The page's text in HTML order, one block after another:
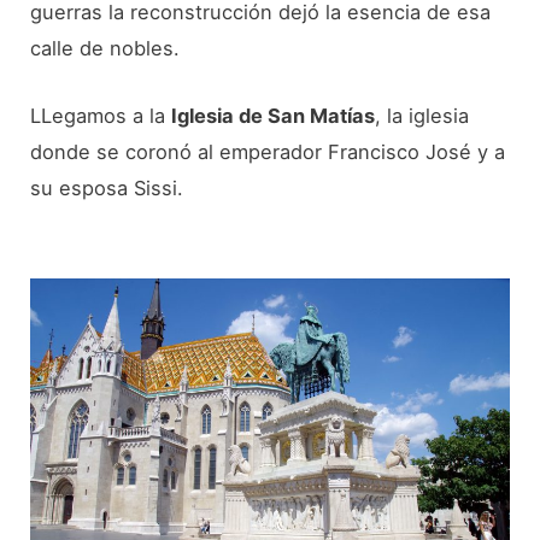
guerras la reconstrucción dejó la esencia de esa
calle de nobles.
LLegamos a la Iglesia de San Matías, la iglesia
donde se coronó al emperador Francisco José y a
su esposa Sissi.